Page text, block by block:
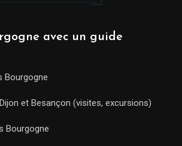
avec un guide
Bourgogne
et Besançon (visites, excursions)
Bourgogne